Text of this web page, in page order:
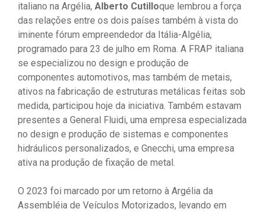
italiano na Argélia, Alberto Cutilloque lembrou a força
das relações entre os dois países também à vista do
iminente fórum empreendedor da Itália-Algélia,
programado para 23 de julho em Roma. A FRAP italiana
se especializou no design e produção de
componentes automotivos, mas também de metais,
ativos na fabricação de estruturas metálicas feitas sob
medida, participou hoje da iniciativa. Também estavam
presentes a General Fluidi, uma empresa especializada
no design e produção de sistemas e componentes
hidráulicos personalizados, e Gnecchi, uma empresa
ativa na produção de fixação de metal.
O 2023 foi marcado por um retorno à Argélia da
Assembléia de Veículos Motorizados, levando em